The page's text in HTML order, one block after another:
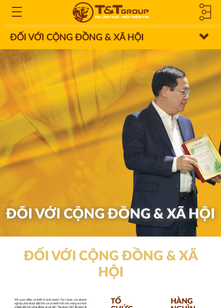
Open
the
CÔNG TY
CÔNG TY
LIÊN KẾT
ĐỐI VỚI CỘNG ĐỒNG & XÃ HỘI
ĐỐI VỚI CỘNG ĐỒNG & XÃ HỘI
ĐỐI VỚI CỘNG ĐỒNG & XÃ
HỘI